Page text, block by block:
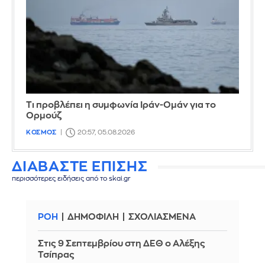
Τι προβλέπει η συμφωνία Ιράν-Ομάν για το
Ορμούζ
ΚΟΣΜΟΣ 20:57, 05.08.2026
ΔΙΑΒΑΣΤΕ ΕΠΙΣΗΣ
περισσότερες ειδήσεις από το skai.gr
ΡΟΗ ΔΗΜΟΦΙΛΗ ΣΧΟΛΙΑΣΜΕΝΑ
Στις 9 Σεπτεμβρίου στη ΔΕΘ ο Αλέξης
Τσίπρας